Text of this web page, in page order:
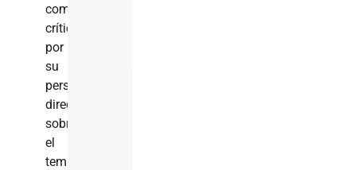
como
críticas
por
su
perspectiva
directa
sobre
el
tema.